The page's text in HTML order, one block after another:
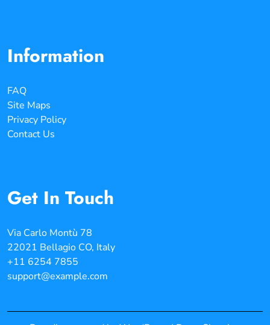
Information
FAQ
Site Maps
Privacy Policy
Contact Us
Get In Touch
Via Carlo Montù 78
22021 Bellagio CO, Italy
+11 6254 7855
support@example.com